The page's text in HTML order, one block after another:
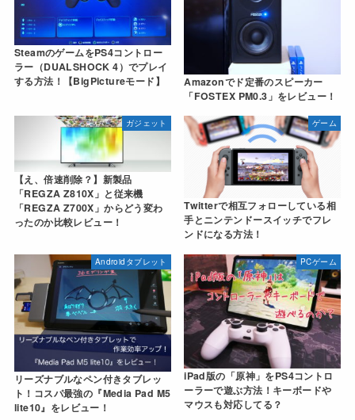
SteamのゲームをPS4コントロー
ラー（DUALSHOCK 4）でプレイ
する方法！【BigPictureモード】
Amazonでド定番のスピーカー
「FOSTEX PM0.3」をレビュー！
ガジェット
【え、倍速削除？】新製品
「REGZA Z810X」と従来機
「REGZA Z700X」からどう変わ
ったのか比較レビュー！
ゲーム
Twitterで相互フォローしている相
手とニンテンドースイッチでフレ
ンドになる方法！
Androidタブレット
リーズナブルなペン付きタブレッ
ト！コスパ最強の『Media Pad M5
lite10』をレビュー！
PCゲーム
iPad版の「原神」をPS4コントロ
ーラーで遊ぶ方法！キーボードや
マウスも対応してる？